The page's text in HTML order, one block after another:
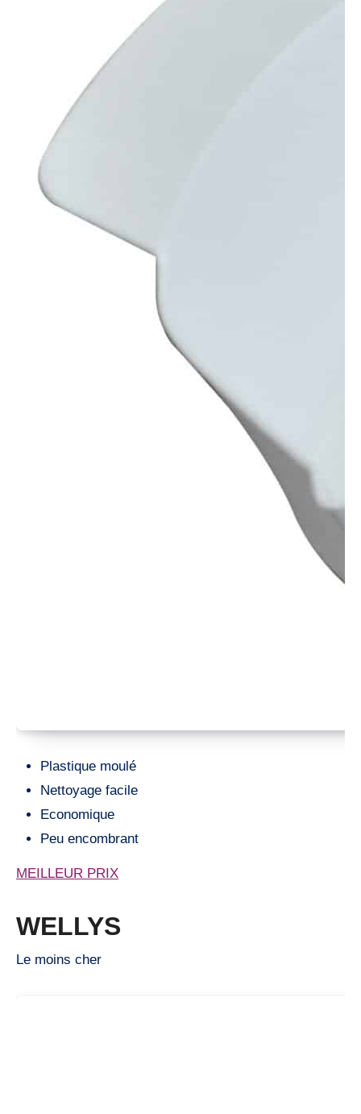
Plastique moulé
Nettoyage facile
Economique
Peu encombrant
MEILLEUR PRIX
WELLYS
Le moins cher